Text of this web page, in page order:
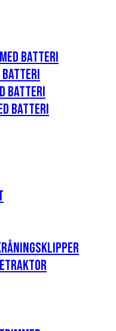
batteri
batteri
batteri
batteri